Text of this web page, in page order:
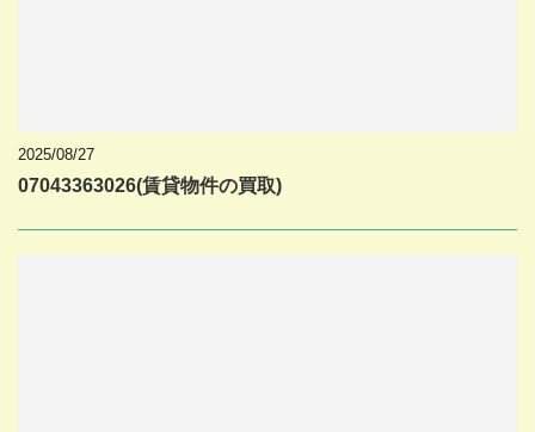
2025/08/27
07043363026(賃貸物件の買取)